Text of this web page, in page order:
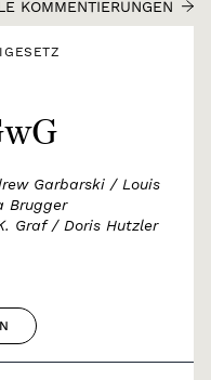
KOMMENTIERUNGEN
Garbarski / Louis
Brugger
Graf / Doris Hutzler